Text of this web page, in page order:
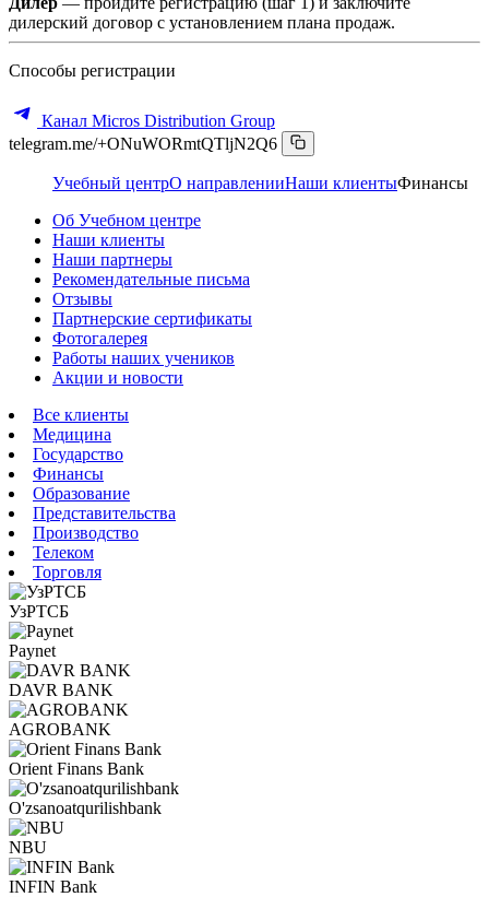
дилерский договор с установлением плана продаж.
Способы регистрации
Канал Micros Distribution Group
telegram.me/+ONuWORmtQTljN2Q6
Учебный центрО направленииНаши клиентыФинансы
Об Учебном центре
Наши клиенты
Наши партнеры
Рекомендательные письма
Отзывы
Партнерские сертификаты
Фотогалерея
Работы наших учеников
Акции и новости
Все клиенты
Медицина
Государство
Финансы
Образование
Представительства
Производство
Телеком
Торговля
УзРТСБ
Paynet
DAVR BANK
AGROBANK
Orient Finans Bank
O'zsanoatqurilishbank
NBU
INFIN Bank